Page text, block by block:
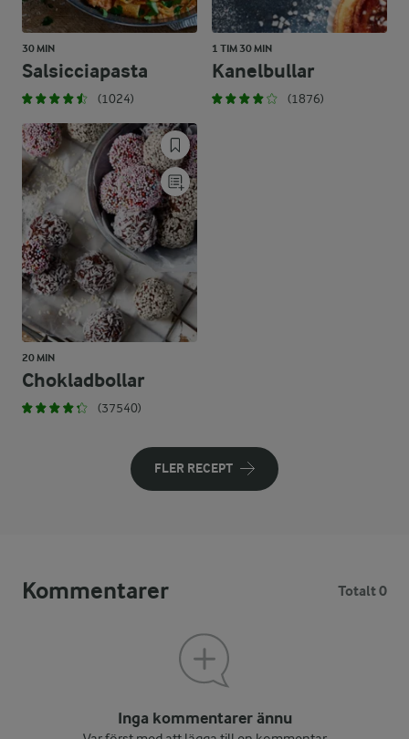
30 MIN
Salsicciapasta
(1024)
1 TIM 30 MIN
Kanelbullar
(1876)
20 MIN
Chokladbollar
(37540)
FLER RECEPT
Kommentarer Totalt 0
Inga kommentarer ännu